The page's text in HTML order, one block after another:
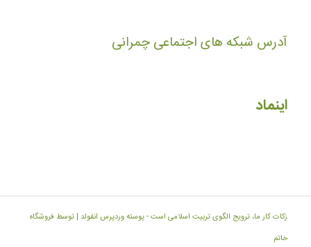
آدرس شبکه های اجتماعی چمرانی
اینماد
زکات کار ما، ترویج الگوی تربیت اسلامی است -پوسته وردپرس انفولد | توسط فروشگاه
خاتم